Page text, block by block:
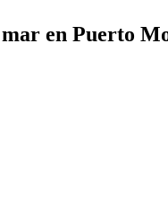
en Puerto